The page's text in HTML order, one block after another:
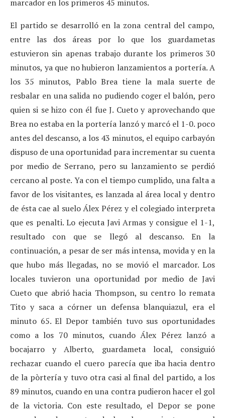
marcador en los primeros 45 minutos.
El partido se desarrolló en la zona central del campo,
entre las dos áreas por lo que los guardametas
estuvieron sin apenas trabajo durante los primeros 30
minutos, ya que no hubieron lanzamientos a portería. A
los 35 minutos, Pablo Brea tiene la mala suerte de
resbalar en una salida no pudiendo coger el balón, pero
quien si se hizo con él fue J. Cueto y aprovechando que
Brea no estaba en la portería lanzó y marcó el 1-0. poco
antes del descanso, a los 43 minutos, el equipo carbayón
dispuso de una oportunidad para incrementar su cuenta
por medio de Serrano, pero su lanzamiento se perdió
cercano al poste. Ya con el tiempo cumplido, una falta a
favor de los visitantes, es lanzada al área local y dentro
de ésta cae al suelo Álex Pérez y el colegiado interpreta
que es penalti. Lo ejecuta Javi Armas y consigue el 1-1,
resultado con que se llegó al descanso. En la
continuación, a pesar de ser más intensa, movida y en la
que hubo más llegadas, no se movió el marcador. Los
locales tuvieron una oportunidad por medio de Javi
Cueto que abrió hacia Thompson, su centro lo remata
Tito y saca a córner un defensa blanquiazul, era el
minuto 65. El Depor también tuvo sus oportunidades
como a los 70 minutos, cuando Álex Pérez lanzó a
bocajarro y Alberto, guardameta local, consiguió
rechazar cuando el cuero parecía que iba hacia dentro
de la pòrtería y tuvo otra casi al final del partido, a los
89 minutos, cuando en una contra pudieron hacer el gol
de la victoria. Con este resultado, el Depor se pone